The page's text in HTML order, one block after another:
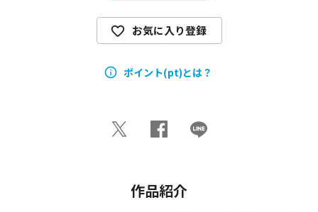
お気に入り登録
ポイント(pt)とは？
作品紹介